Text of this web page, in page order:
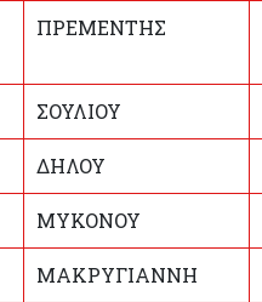
ΠΡΕΜΕΝΤΗΣ
ΣΟΥΛΙΟΥ
ΔΗΛΟΥ
ΜΥΚΟΝΟΥ
ΜΑΚΡΥΓΙΑΝΝΗ